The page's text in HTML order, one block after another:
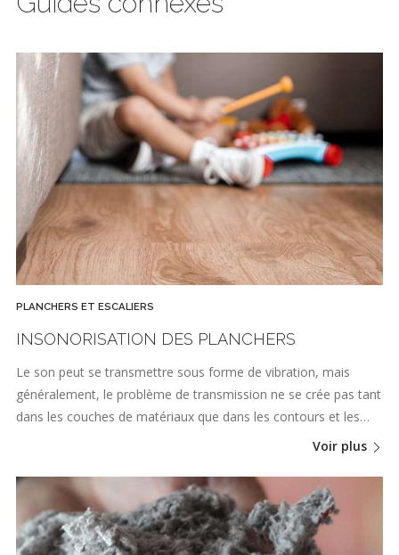
PLANCHERS ET ESCALIERS
INSONORISATION DES PLANCHERS
Le son peut se transmettre sous forme de vibration, mais
généralement, le problème de transmission ne se crée pas tant
dans les couches de matériaux que dans les contours et les…
Voir plus